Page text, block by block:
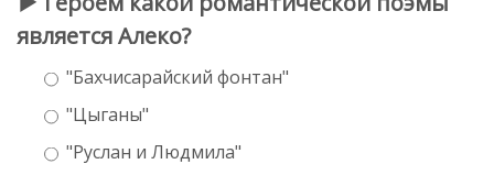
является Алеко?
"Бахчисарайский фонтан"
"Цыганы"
"Руслан и Людмила"